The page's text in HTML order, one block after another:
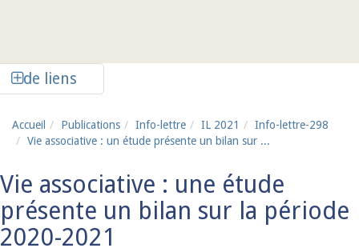
de liens
Accueil Publications Info-lettre IL 2021
Info-lettre-298
Vie associative : un étude présente un bilan sur ...
Vie associative : une étude
présente un bilan sur la période
2020-2021